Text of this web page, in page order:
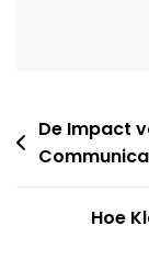
De Impact
Hoe